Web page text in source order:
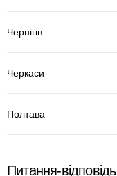
Чернігів
Черкаси
Полтава
Питання-відповідь